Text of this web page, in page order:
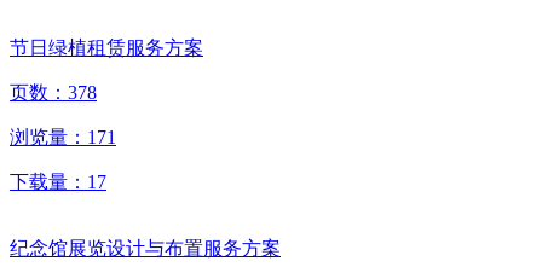
节日绿植租赁服务方案
页数： 378
浏览量： 171
下载量： 17
纪念馆展览设计与布置服务方案